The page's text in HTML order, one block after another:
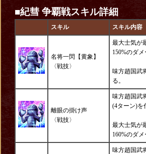
■紀彗争覇戦スキル詳細
スキル スキル内容
名将一閃【黄象】
〈戦技〉
最大士気が
150%のダメ
味方趙国武
る。
離眼の掛け声
〈戦技〉
味方趙国武
(4ターン)を
最大士気が
160%のダメ
味方趙国武